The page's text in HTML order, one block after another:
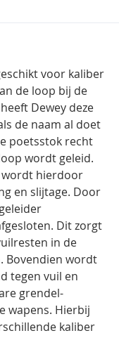
voor kaliber
de loop bij de
Dewey deze
de naam al doet
poetsstok recht
wordt geleid.
wordt hierdoor
en slijtage. Door
Dit zorgt
in de
Bovendien wordt
tegen vuil en
grendel-
wapens. Hierbij
kaliber